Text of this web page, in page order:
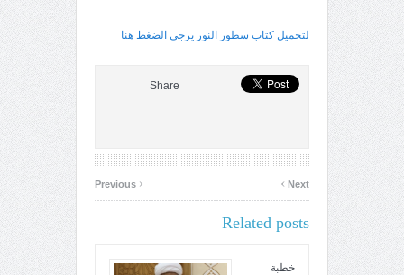
لتحميل كتاب سطور النور يرجى الضغط هنا
Share
‹ Next
›
Related posts
خطبة